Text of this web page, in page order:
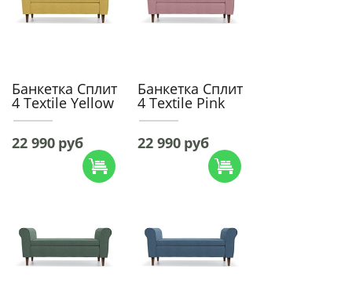
Банкетка Сплит
4 Textile Yellow
22 990 руб
Банкетка Сплит
4 Textile Pink
22 990 руб